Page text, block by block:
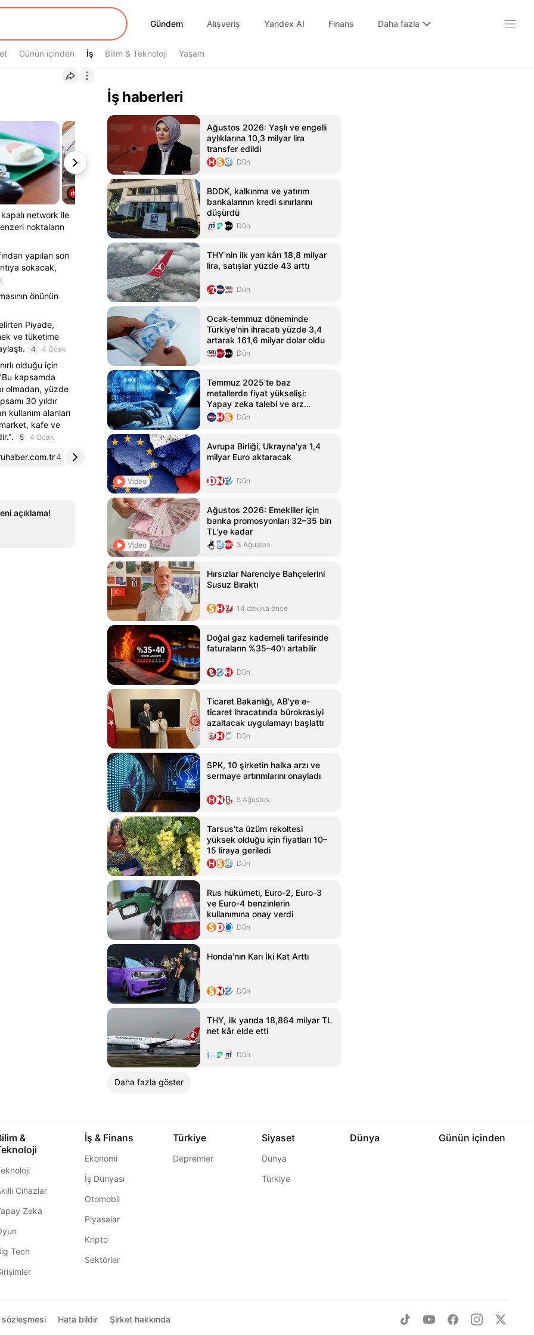
Gündem
Gündem Alışveriş Yandex AI Finans Daha fazla
Günün içinden İş
İş Bilim & Teknoloji Yaşam
network ile
noktaların
yapılan son
sokacak,
önünün
Piyade,
ve tüketime
4 4 Ocak
olduğu için
kapsamda
olmadan, yüzde
30 yıldır
kullanım alanları
market, kafe ve
5 4 Ocak
4 baskagazete.com5
açıklama!
İş haberleri
Ağustos 2026: Yaşlı ve engelli
aylıklarına 10,3 milyar lira
transfer edildi
Dün
BDDK, kalkınma ve yatırım
bankalarının kredi sınırlarını
düşürdü
Dün
THY'nin ilk yarı kârı 18,8 milyar
lira, satışlar yüzde 43 arttı
Dün
Ocak-temmuz döneminde
Türkiye'nin ihracatı yüzde 3,4
artarak 161,6 milyar dolar oldu
Dün
Temmuz 2025'te baz
metallerde fiyat yükselişi:
Yapay zeka talebi ve arz
endişeleriDün
Video
Avrupa Birliği, Ukrayna'ya 1,4
milyar Euro aktaracak
Dün
Video
Ağustos 2026: Emekliler için
banka promosyonları 32–35 bin
TL'ye kadar
3 Ağustos
Hırsızlar Narenciye Bahçelerini
Susuz Bıraktı
14 dakika önce
Doğal gaz kademeli tarifesinde
faturaların %35–40'ı artabilir
Dün
Ticaret Bakanlığı, AB'ye e-
ticaret ihracatında bürokrasiyi
azaltacak uygulamayı başlattı
Dün
SPK, 10 şirketin halka arzı ve
sermaye artırımlarını onayladı
5 Ağustos
Tarsus'ta üzüm rekoltesi
yüksek olduğu için fiyatları 10–
15 liraya geriledi
Dün
Rus hükümeti, Euro-2, Euro-3
ve Euro-4 benzinlerin
kullanımına onay verdi
Dün
Honda'nın Karı İki Kat Arttı
Dün
THY, ilk yarıda 18,864 milyar TL
net kâr elde etti
Dün
Daha fazla göster
&
Cihazlar
Zeka
Tech
İş & Finans
Ekonomi
İş Dünyası
Otomobil
Piyasalar
Kripto
Sektörler
Türkiye
Depremler
Siyaset
Dünya
Türkiye
Dünya Günün içinden
sözleşmesi Hata bildir Şirket hakkında